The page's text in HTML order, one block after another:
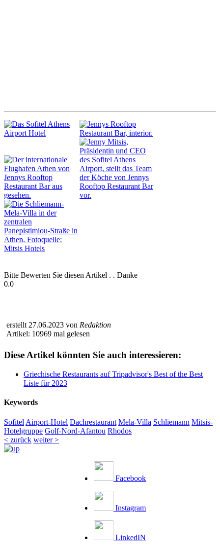
Bitte Bewerten Sie diesen Artikel . . Danke
0.0
erstellt 27.06.2023 von Redaktion
Artikel: 10969 mal gelesen
Diese Artikel könnten Sie auch interessieren:
Griechische Restaurants auf Tripadvisor's Best of the Best
Liste für 2023
Keywords
Sofitel Airport-Hotel Dachrestaurant Mela-Villa Schliemann Mitsis-
Hotelgruppe Golf-Nord-Afantou Rhodos
< zurück weiter >
Facebook
Instagram
LinkedIN